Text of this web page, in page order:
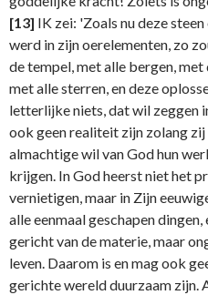
[13] IK zei: 'Zoals nu deze
werd in zijn oerelementen, zo
de tempel, met alle bergen, met
met alle sterren, en deze
letterlijke niets, dat wil zeggen
ook geen realiteit zijn zolang
almachtige wil van God hun
krijgen. In God heerst niet het
vernietigen, maar in Zijn
alle eenmaal geschapen
gericht van de materie, maar
leven. Daarom is en mag ook
gerichte wereld duurzaam zijn.